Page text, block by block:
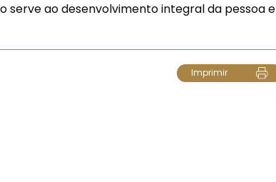
serve ao desenvolvimento integral da pessoa e
Imprimir